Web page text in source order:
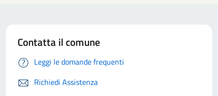
Contatta il comune
Leggi le domande frequenti
Richiedi Assistenza